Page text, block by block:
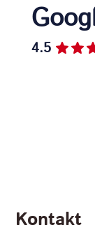
4.5
Kontakt